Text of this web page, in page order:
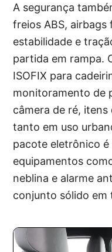
A segurança
freios ABS,
estabilidade e
partida em rampa.
ISOFIX para
monitoramento de
câmera de ré,
tanto em uso
pacote eletrônico
equipamentos
neblina e alarme
conjunto sólido em